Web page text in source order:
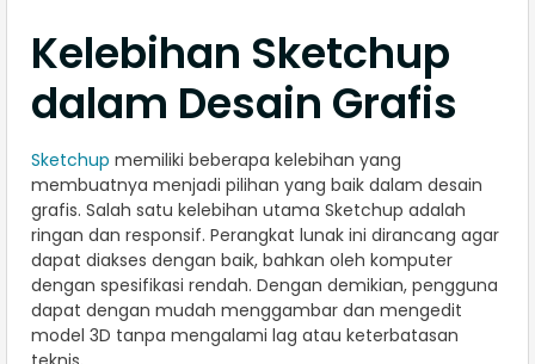
Kelebihan Sketchup
dalam Desain Grafis
Sketchup memiliki beberapa kelebihan yang
membuatnya menjadi pilihan yang baik dalam desain
grafis. Salah satu kelebihan utama Sketchup adalah
ringan dan responsif. Perangkat lunak ini dirancang agar
dapat diakses dengan baik, bahkan oleh komputer
dengan spesifikasi rendah. Dengan demikian, pengguna
dapat dengan mudah menggambar dan mengedit
model 3D tanpa mengalami lag atau keterbatasan